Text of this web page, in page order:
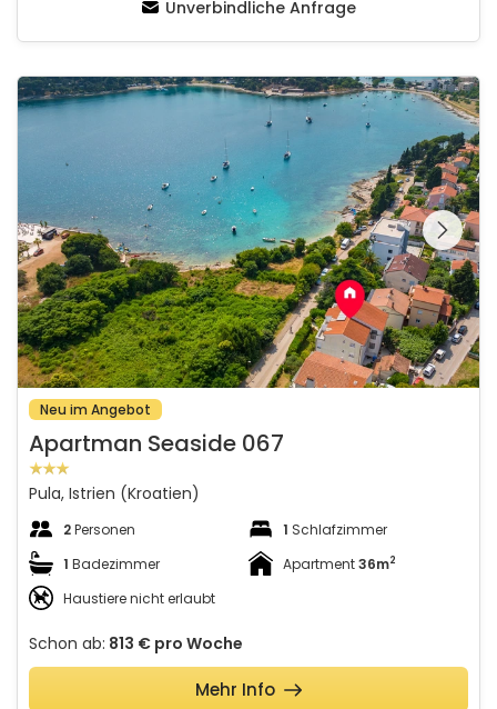
Unverbindliche Anfrage
Apartman Seaside 067
Schauen Sie sich die
gesamte Galerie
Neu im Angebot
Apartman Seaside 067
Pula, Istrien (Kroatien)
2Personen 1 Schlafzimmer
1 Badezimmer Apartment36m2
Haustiere nicht erlaubt
Schon ab: 813 € pro Woche
Mehr Info